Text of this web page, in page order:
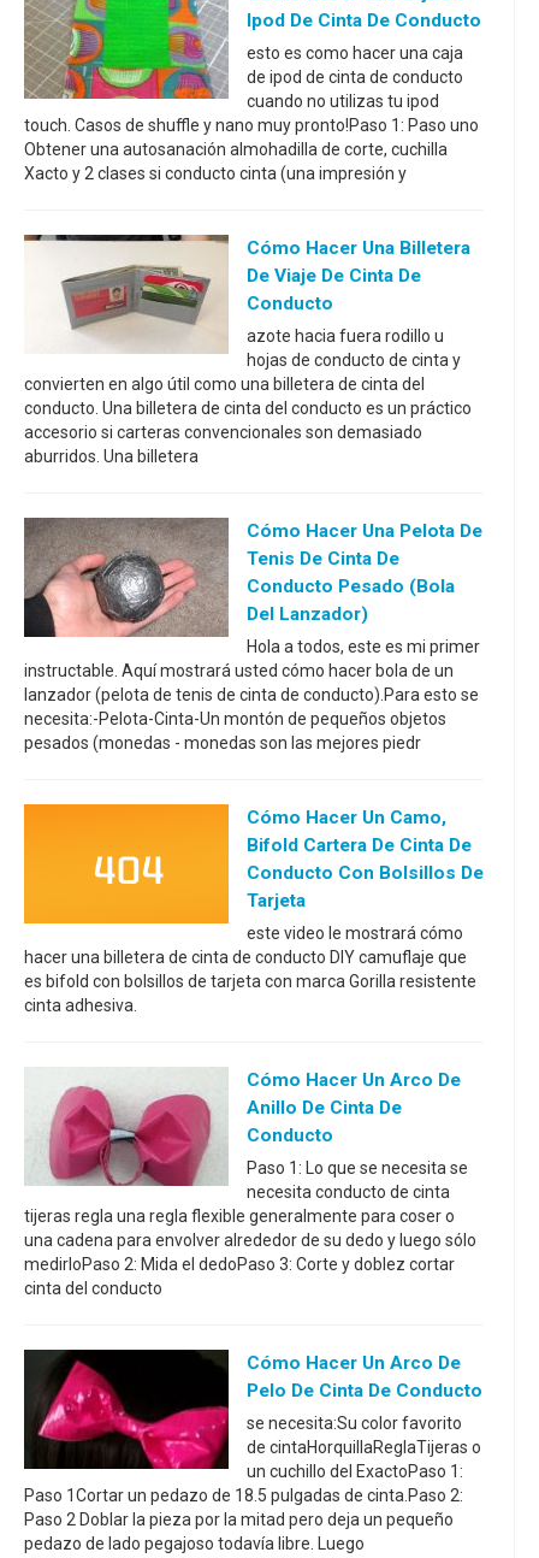
Ipod De Cinta De Conducto
esto es como hacer una caja
de ipod de cinta de conducto
cuando no utilizas tu ipod
touch. Casos de shuffle y nano muy pronto!Paso 1: Paso uno
Obtener una autosanación almohadilla de corte, cuchilla
Xacto y 2 clases si conducto cinta (una impresión y
Cómo Hacer Una Billetera
De Viaje De Cinta De
Conducto
azote hacia fuera rodillo u
hojas de conducto de cinta y
convierten en algo útil como una billetera de cinta del
conducto. Una billetera de cinta del conducto es un práctico
accesorio si carteras convencionales son demasiado
aburridos. Una billetera
Cómo Hacer Una Pelota De
Tenis De Cinta De
Conducto Pesado (bola
Del Lanzador)
Hola a todos, este es mi primer
instructable. Aquí mostrará usted cómo hacer bola de un
lanzador (pelota de tenis de cinta de conducto).Para esto se
necesita:-Pelota-Cinta-Un montón de pequeños objetos
pesados (monedas - monedas son las mejores piedr
Cómo Hacer Un Camo,
Bifold Cartera De Cinta De
Conducto Con Bolsillos De
Tarjeta
este video le mostrará cómo
hacer una billetera de cinta de conducto DIY camuflaje que
es bifold con bolsillos de tarjeta con marca Gorilla resistente
cinta adhesiva.
Cómo Hacer Un Arco De
Anillo De Cinta De
Conducto
Paso 1: Lo que se necesita se
necesita conducto de cinta
tijeras regla una regla flexible generalmente para coser o
una cadena para envolver alrededor de su dedo y luego sólo
medirloPaso 2: Mida el dedoPaso 3: Corte y doblez cortar
cinta del conducto
Cómo Hacer Un Arco De
Pelo De Cinta De Conducto
se necesita:Su color favorito
de cintaHorquillaReglaTijeras o
un cuchillo del ExactoPaso 1:
Paso 1Cortar un pedazo de 18.5 pulgadas de cinta.Paso 2:
Paso 2 Doblar la pieza por la mitad pero deja un pequeño
pedazo de lado pegajoso todavía libre. Luego